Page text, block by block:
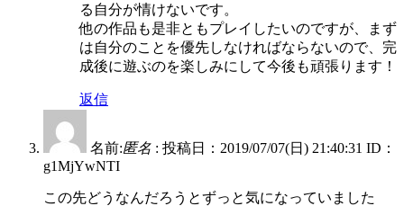
る自分が情けないです。
他の作品も是非ともプレイしたいのですが、まず
は自分のことを優先しなければならないので、完
成後に遊ぶのを楽しみにして今後も頑張ります！
返信
名前:匿名 : 投稿日：2019/07/07(日) 21:40:31 ID：
g1MjYwNTI
この先どうなんだろうとずっと気になっていました